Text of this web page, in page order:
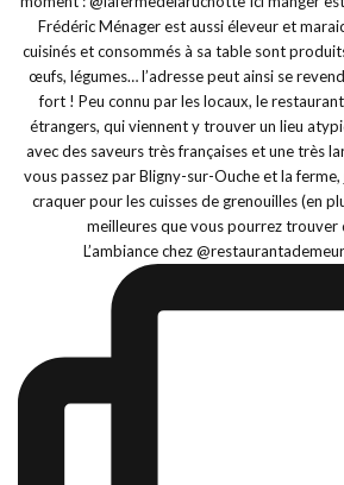
L’ambiance chez